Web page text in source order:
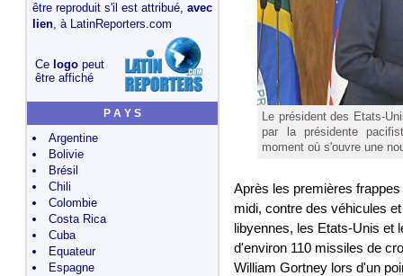
Le président des Etats-
par la présidente
moment où s'ouvre une
Après les premières
midi, contre des véhicules
libyennes, les Etats-Unis et
d'environ 110 missiles de
William Gortney lors d'un
être reproduit s'il est attribué, avec
lien, à LatinReporters.com
Ce logopeut
être affiché
P A Y S
Argentine
Bolivie
Brésil
Chili
Colombie
Costa Rica
Cuba
Equateur
Espagne